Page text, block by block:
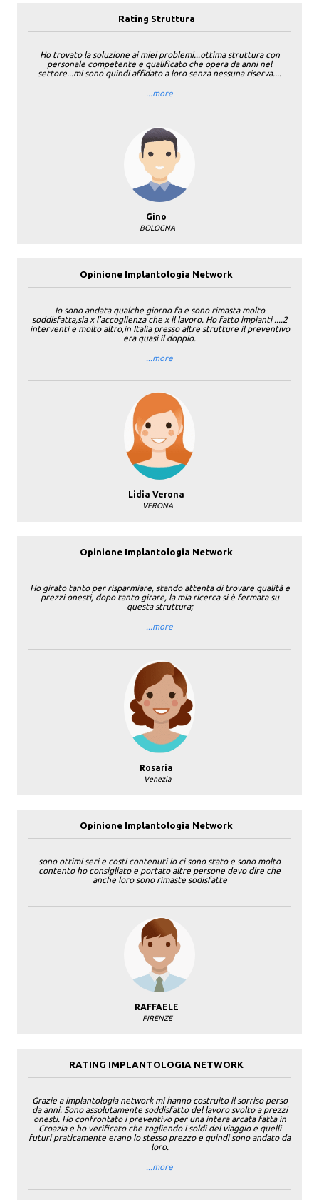
Rating Struttura
Ho trovato la soluzione ai miei problemi...ottima struttura con
personale competente e qualificato che opera da anni nel
settore...mi sono quindi affidato a loro senza nessuna riserva....
...more
Gino
BOLOGNA
Opinione Implantologia Network
Io sono andata qualche giorno fa e sono rimasta molto
soddisfatta,sia x l'accoglienza che x il lavoro. Ho fatto impianti ....2
interventi e molto altro,in Italia presso altre strutture il preventivo
era quasi il doppio.
...more
Lidia Verona
VERONA
Opinione Implantologia Network
Ho girato tanto per risparmiare, stando attenta di trovare qualità e
prezzi onesti, dopo tanto girare, la mia ricerca si è fermata su
questa struttura;
...more
Rosaria
Venezia
Opinione Implantologia Network
sono ottimi seri e costi contenuti io ci sono stato e sono molto
contento ho consigliato e portato altre persone devo dire che
anche loro sono rimaste sodisfatte
RAFFAELE
FIRENZE
RATING IMPLANTOLOGIA NETWORK
Grazie a implantologia network mi hanno costruito il sorriso perso
da anni. Sono assolutamente soddisfatto del lavoro svolto a prezzi
onesti. Ho confrontato i preventivo per una intera arcata fatta in
Croazia e ho verificato che togliendo i soldi del viaggio e quelli
futuri praticamente erano lo stesso prezzo e quindi sono andato da
loro.
...more